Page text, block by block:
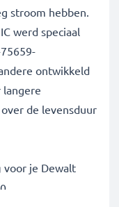
stroom hebben.
werd speciaal
ontwikkeld
de levensduur
voor je Dewalt